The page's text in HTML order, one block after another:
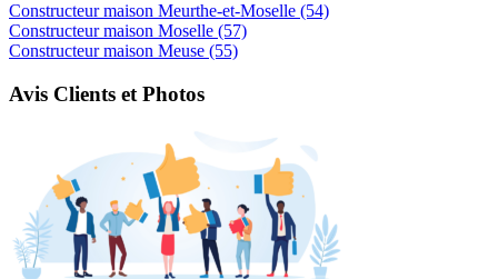
Constructeur maison Meurthe-et-Moselle (54)
Constructeur maison Moselle (57)
Constructeur maison Meuse (55)
Avis Clients et Photos